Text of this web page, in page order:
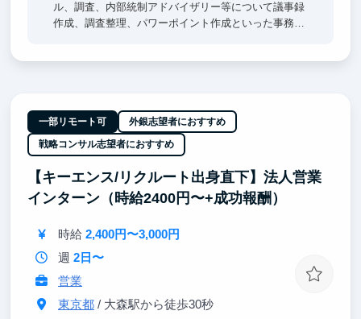
ル、調査、内部統制アドバイザリー等について議事録
作成、調査整理、パワーポイント作成といった事務ア
またどこの業界に注力していいかわからないから、幅
広い業界と接することで決めたいという方にもお勧め
できます
一部リモート可 外銀志望者におすすめ
戦略コンサル志望者におすすめ
【キーエンス/リクルート出身直下】法人営業
インターン（時給2400円〜+成功報酬）
時給 2,400円〜3,000円
週 2日〜
営業
東京都/ 大森駅から徒歩30秒